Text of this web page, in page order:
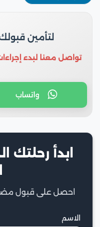
لتأمين
تواصل معنا لبدء
واتساب
ابدأ رحلتك
احصل على قبول
الاسم